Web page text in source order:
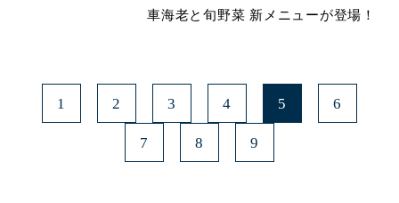
車海老と旬野菜 新メニューが登場！
1 2 3 4 5 6
7 8 9